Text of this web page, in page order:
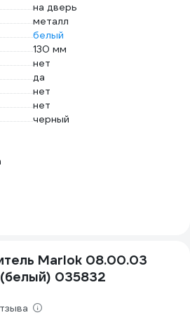
на дверь
металл
белый
130 мм
нет
да
нет
нет
черный
Marlok 08.00.03
035832